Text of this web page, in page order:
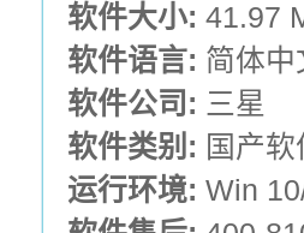
软件大小: 41.97
软件语言: 简体中
软件公司: 三星
软件类别: 国产
运行环境: Win